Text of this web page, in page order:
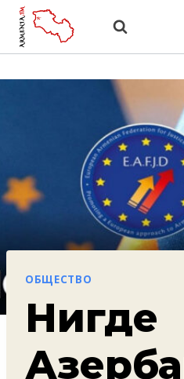
Перейти
ОБЩЕСТВО
Нигде